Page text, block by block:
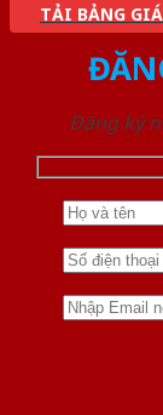
TẢI BẢNG GIÁ
Đăng ký